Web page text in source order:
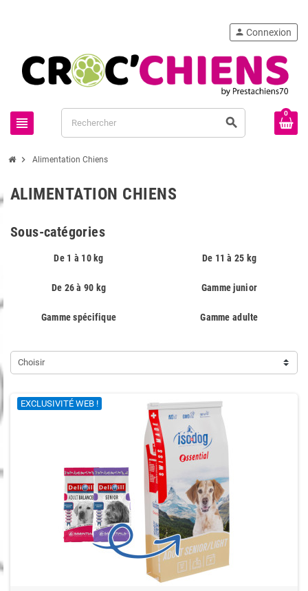
view_headline search
person Connexion
0
chevron_right Alimentation Chiens
ALIMENTATION CHIENS
Sous-catégories
De 1 à 10 kg De 11 à 25 kg
De 26 à 90 kg Gamme junior
Gamme spécifique Gamme adulte
Choisir
EXCLUSIVITÉ WEB !